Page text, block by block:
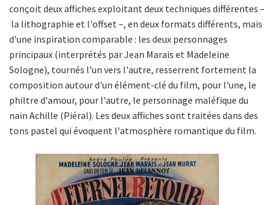
conçoit deux affiches exploitant deux techniques différentes –
la lithographie et l'offset –, en deux formats différents, mais
d'une inspiration comparable : les deux personnages
principaux (interprétés par Jean Marais et Madeleine
Sologne), tournés l'un vers l'autre, resserrent fortement la
composition autour d'un élément-clé du film, pour l'une, le
philtre d'amour, pour l'autre, le personnage maléfique du
nain Achille (Piéral). Les deux affiches sont traitées dans des
tons pastel qui évoquent l'atmosphère romantique du film.